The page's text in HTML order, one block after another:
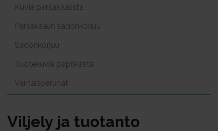
Kuvia parsakaalista
Parsakaalin sadonkorjuu
Sadonkorjuu
Tuotekuvia paprikasta
Varhaisperunat
Vil­je­ly ja tuo­tan­to